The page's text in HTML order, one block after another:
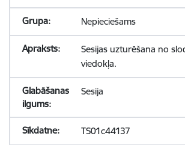
Nepieciešams
Sesijas uzturēšana no
viedokļa.
Sesija
TS01c44137